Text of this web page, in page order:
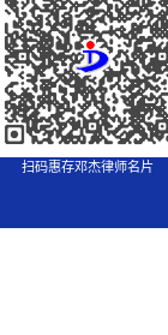
扫码惠存邓杰律师名片